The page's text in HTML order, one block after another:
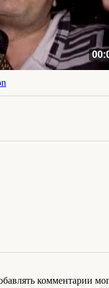
комментарии